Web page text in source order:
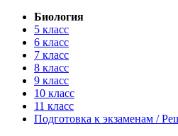
Биология
5 класс
6 класс
7 класс
8 класс
9 класс
10 класс
11 класс
Подготовка к экзаменам /